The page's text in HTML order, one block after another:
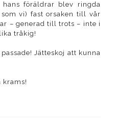
föräldrar blev ringda
vi) fast orsaken till vår
– generad till trots – inte i
tråkig!
Jätteskoj att kunna
krams!